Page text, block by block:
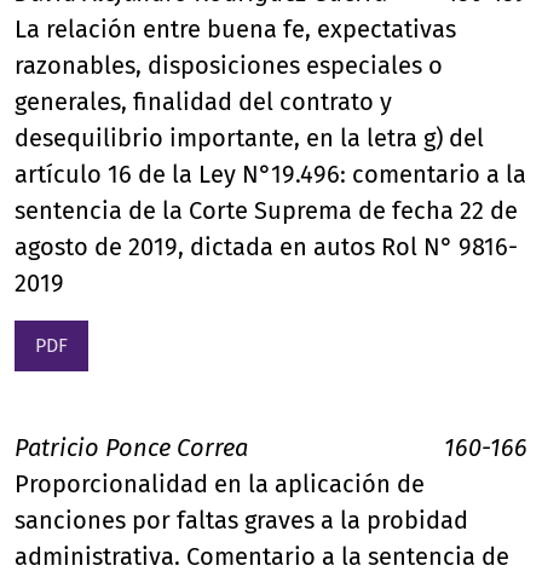
La relación entre buena fe, expectativas
razonables, disposiciones especiales o
generales, finalidad del contrato y
desequilibrio importante, en la letra g) del
artículo 16 de la Ley N°19.496: comentario a la
sentencia de la Corte Suprema de fecha 22 de
agosto de 2019, dictada en autos Rol N° 9816-
2019
PDF
Patricio Ponce Correa
160-166
Proporcionalidad en la aplicación de
sanciones por faltas graves a la probidad
administrativa. Comentario a la sentencia de